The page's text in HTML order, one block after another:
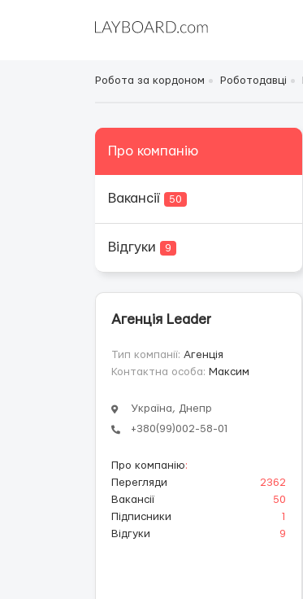
Робота за кордоном Роботодавці
Про компанію
Вакансії 50
Відгуки 9
Агенція Leader
Тип компанії: Агенція
Контактна особа: Максим
Україна, Днепр
+380(99)002-58-01
Про компанію:
Перегляди
2362
Вакансії
50
Підписники
1
Відгуки
9